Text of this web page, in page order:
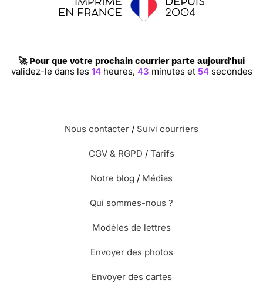
🚀 Pour que votre prochain courrier parte aujourd'hui
validez-le dans les 14heures, 43 minutes et 54secondes
Nous contacter / Suivi courriers
CGV & RGPD / Tarifs
Notre blog / Médias
Qui sommes-nous ?
Modèles de lettres
Envoyer des photos
Envoyer des cartes